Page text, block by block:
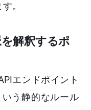
。
解釈するポ
エンドポイント
う静的なルール